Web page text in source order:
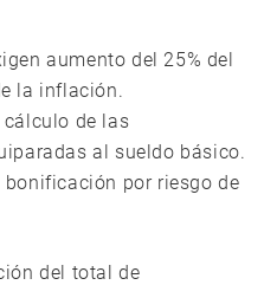
aumento del 25% del
la inflación.
de las
al sueldo básico.
por riesgo de
del total de